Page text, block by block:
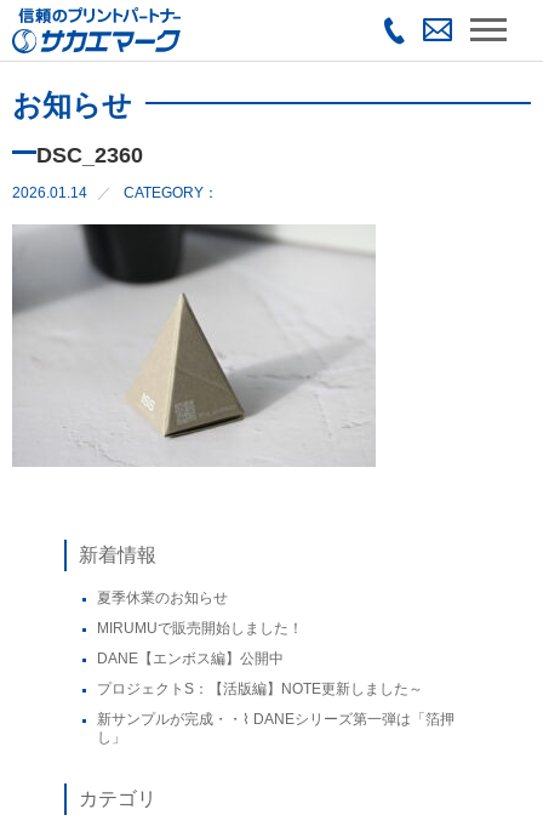
お知らせ
DSC_2360
2026.01.14 CATEGORY：
新着情報
夏季休業のお知らせ
MIRUMUで販売開始しました！
DANE【エンボス編】公開中
プロジェクトS：【活版編】NOTE更新しました～
新サンプルが完成・・⌇ DANEシリーズ第一弾は「箔押
し」
カテゴリ